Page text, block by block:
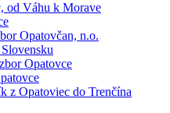
od Váhu k Morave
Opatovčan, n.o.
Opatovce
z Opatoviec do Trenčína